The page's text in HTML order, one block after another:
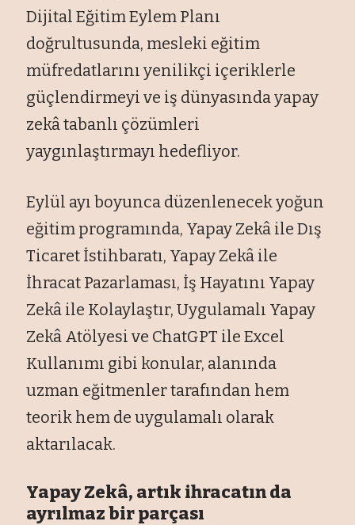
Dijital Eğitim Eylem Planı
doğrultusunda, mesleki eğitim
müfredatlarını yenilikçi içeriklerle
güçlendirmeyi ve iş dünyasında yapay
zekâ tabanlı çözümleri
yaygınlaştırmayı hedefliyor.
Eylül ayı boyunca düzenlenecek yoğun
eğitim programında, Yapay Zekâ ile Dış
Ticaret İstihbaratı, Yapay Zekâ ile
İhracat Pazarlaması, İş Hayatını Yapay
Zekâ ile Kolaylaştır, Uygulamalı Yapay
Zekâ Atölyesi ve ChatGPT ile Excel
Kullanımı gibi konular, alanında
uzman eğitmenler tarafından hem
teorik hem de uygulamalı olarak
aktarılacak.
Yapay Zekâ, artık ihracatın da
ayrılmaz bir parçası